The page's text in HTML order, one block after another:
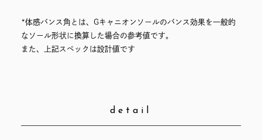
*体感バンス角とは、Gキャニオンソールのバンス効果を一般的
なソール形状に換算した場合の参考値です。
また、上記スペックは設計値です
detail